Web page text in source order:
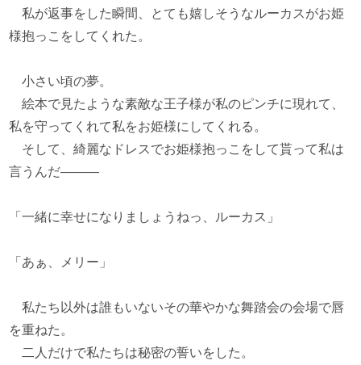
私が返事をした瞬間、とても嬉しそうなルーカスがお姫
様抱っこをしてくれた。
小さい頃の夢。
絵本で見たような素敵な王子様が私のピンチに現れて、
私を守ってくれて私をお姫様にしてくれる。
そして、綺麗なドレスでお姫様抱っこをして貰って私は
言うんだ―――
「一緒に幸せになりましょうねっ、ルーカス」
「あぁ、メリー」
私たち以外は誰もいないその華やかな舞踏会の会場で唇
を重ねた。
二人だけで私たちは秘密の誓いをした。